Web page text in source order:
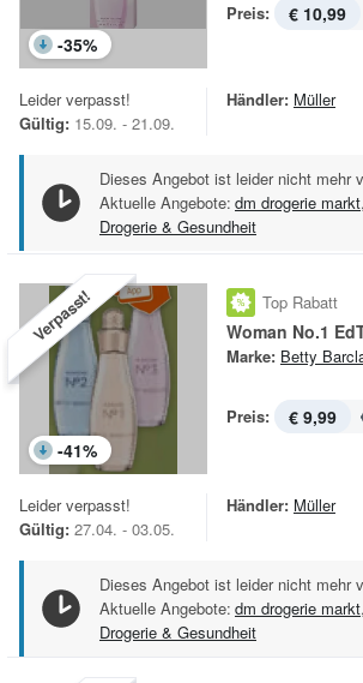
-35%
Preis: € 10,99
Leider verpasst!
Gültig: 15.09. - 21.09.
Händler: Müller
Dieses Angebot ist leider nicht mehr
Aktuelle Angebote: dm drogerie markt,
Drogerie & Gesundheit
Verpasst!
-41%
Top Rabatt
Woman No.1
Marke: Betty
Preis: € 9,99
Leider verpasst!
Gültig: 27.04. - 03.05.
Händler: Müller
Dieses Angebot ist leider nicht mehr
Aktuelle Angebote: dm drogerie markt,
Drogerie & Gesundheit